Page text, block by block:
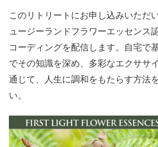
このリトリートにお申し込みいただ
ュージーランドフラワーエッセンス
コーディングを配信します。自宅で
でその知識を深め、多彩なエクササ
通じて、人生に調和をもたらす方法
い。